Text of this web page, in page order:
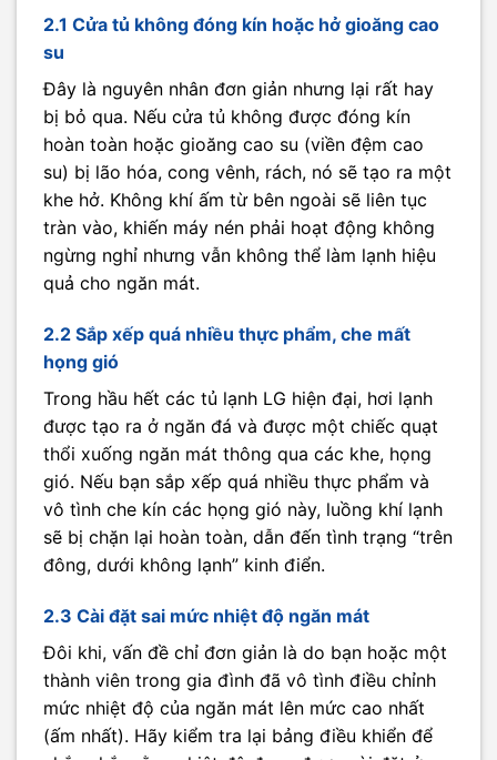
2.1 Cửa tủ không đóng kín hoặc hở gioăng cao
su
Đây là nguyên nhân đơn giản nhưng lại rất hay
bị bỏ qua. Nếu cửa tủ không được đóng kín
hoàn toàn hoặc gioăng cao su (viền đệm cao
su) bị lão hóa, cong vênh, rách, nó sẽ tạo ra một
khe hở. Không khí ấm từ bên ngoài sẽ liên tục
tràn vào, khiến máy nén phải hoạt động không
ngừng nghỉ nhưng vẫn không thể làm lạnh hiệu
quả cho ngăn mát.
2.2 Sắp xếp quá nhiều thực phẩm, che mất
họng gió
Trong hầu hết các tủ lạnh LG hiện đại, hơi lạnh
được tạo ra ở ngăn đá và được một chiếc quạt
thổi xuống ngăn mát thông qua các khe, họng
gió. Nếu bạn sắp xếp quá nhiều thực phẩm và
vô tình che kín các họng gió này, luồng khí lạnh
sẽ bị chặn lại hoàn toàn, dẫn đến tình trạng “trên
đông, dưới không lạnh” kinh điển.
2.3 Cài đặt sai mức nhiệt độ ngăn mát
Đôi khi, vấn đề chỉ đơn giản là do bạn hoặc một
thành viên trong gia đình đã vô tình điều chỉnh
mức nhiệt độ của ngăn mát lên mức cao nhất
(ấm nhất). Hãy kiểm tra lại bảng điều khiển để